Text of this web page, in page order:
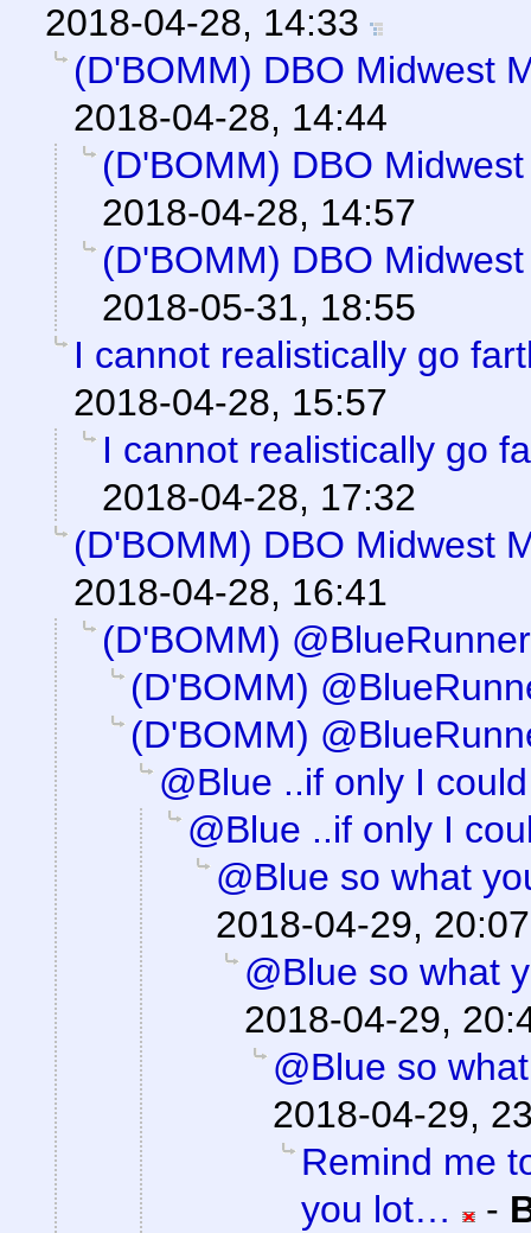
2018-04-28, 14:33
(D'BOMM) DBO Midwest
2018-04-28, 14:44
(D'BOMM) DBO
2018-04-28, 14:57
(D'BOMM) DBO
2018-05-31, 18:55
I cannot realistically go
2018-04-28, 15:57
I cannot realistically go
2018-04-28, 17:32
(D'BOMM) DBO Midwest
2018-04-28, 16:41
(D'BOMM) @BlueRunner
(D'BOMM)
(D'BOMM)
@Blue ..if only I could
@Blue ..if only I
@Blue so what
2018-04-29, 20:07
@Blue so what
2018-04-29,
@Blue so
2018-04-29,
Remind me
you lot…
-